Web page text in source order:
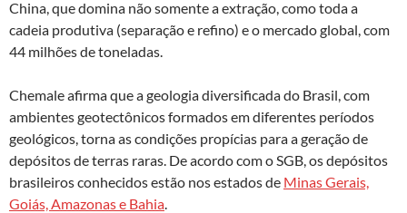
China, que domina não somente a extração, como toda a
cadeia produtiva (separação e refino) e o mercado global, com
44 milhões de toneladas.
Chemale afirma que a geologia diversificada do Brasil, com
ambientes geotectônicos formados em diferentes períodos
geológicos, torna as condições propícias para a geração de
depósitos de terras raras. De acordo com o SGB, os depósitos
brasileiros conhecidos estão nos estados de Minas Gerais,
Goiás, Amazonas e Bahia